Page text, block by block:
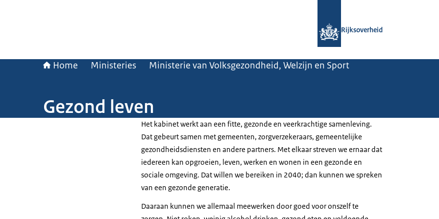
Rijksoverheid
Home Ministeries Ministerie van Volksgezondheid, Welzijn en Sport
Gezond leven
Het kabinet werkt aan een fitte, gezonde en veerkrachtige samenleving.
Dat gebeurt samen met gemeenten, zorgverzekeraars, gemeentelijke
gezondheidsdiensten en andere partners. Met elkaar streven we ernaar dat
iedereen kan opgroeien, leven, werken en wonen in een gezonde en
sociale omgeving. Dat willen we bereiken in 2040; dan kunnen we spreken
van een gezonde generatie.
Daaraan kunnen we allemaal meewerken door goed voor onszelf te